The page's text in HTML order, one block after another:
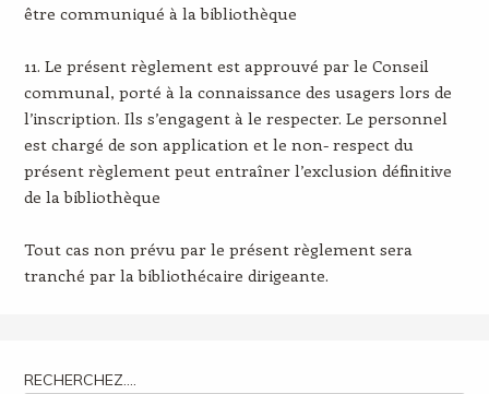
être communiqué à la bibliothèque
11. Le présent règlement est approuvé par le Conseil
communal, porté à la connaissance des usagers lors de
l’inscription. Ils s’engagent à le respecter. Le personnel
est chargé de son application et le non- respect du
présent règlement peut entraîner l’exclusion définitive
de la bibliothèque
Tout cas non prévu par le présent règlement sera
tranché par la bibliothécaire dirigeante.
RECHERCHEZ….